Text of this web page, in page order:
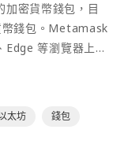
密貨幣錢包，目
幣錢包。Metamask
等瀏覽器上作
便。
太坊 錢包